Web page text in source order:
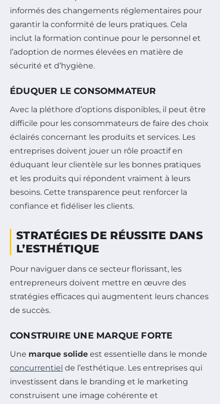
informés des changements réglementaires pour
garantir la conformité de leurs pratiques. Cela
inclut la formation continue pour le personnel et
l’adoption de normes élevées en matière de
sécurité et d’hygiène.
ÉDUQUER LE CONSOMMATEUR
Avec la pléthore d’options disponibles, il peut être
difficile pour les consommateurs de faire des choix
éclairés concernant les produits et services. Les
entreprises doivent jouer un rôle proactif en
éduquant leur clientèle sur les bonnes pratiques
et les produits qui répondent vraiment à leurs
besoins. Cette transparence peut renforcer la
confiance et fidéliser les clients.
STRATÉGIES DE RÉUSSITE DANS
L’ESTHÉTIQUE
Pour naviguer dans ce secteur florissant, les
entrepreneurs doivent mettre en œuvre des
stratégies efficaces qui augmentent leurs chances
de succès.
CONSTRUIRE UNE MARQUE FORTE
Une marque solide est essentielle dans le monde
concurrentiel de l’esthétique. Les entreprises qui
investissent dans le branding et le marketing
construisent une image cohérente et